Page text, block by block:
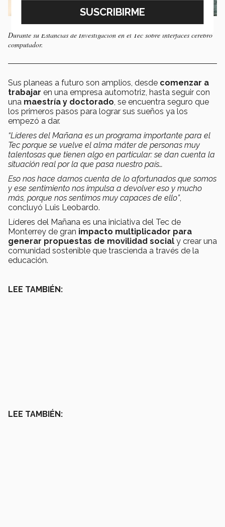
Durante su Estancias de Investigación en el Tec sobre interfaces cerebro
computador.
Sus planeas a futuro son amplios, desde comenzar a
trabajar en una empresa automotriz, hasta seguir con
una maestría y doctorado, se encuentra seguro que
los primeros pasos para lograr sus sueños ya los
empezó a dar.
“Líderes del Mañana es un programa importante para el
Tec porque se vuelve el alma máter de personas muy
talentosas que tienen algo en particular: se dan cuenta la
situación real por la que pasa nuestro país…
Eso nos hace darnos cuenta de lo afortunados que somos
y ese sentimiento nos impulsa a devolver eso y mucho
más, porque nos sentimos muy capaces de ello”,
concluyó Luis Leobardo.
Líderes del Mañana es una iniciativa del Tec de
Monterrey de gran impacto multiplicador para
generar propuestas de movilidad social y crear una
comunidad sostenible que trascienda a través de la
educación.
LEE TAMBIÉN:
LEE TAMBIÉN: